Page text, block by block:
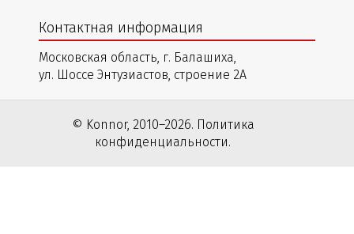
Контактная информация
Московская область, г. Балашиха,
ул. Шоссе Энтузиастов, строение 2А
© Konnor, 2010–2026. Политика
конфиденциальности.